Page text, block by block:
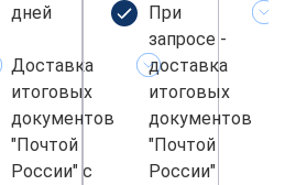
дней
Доставка
итоговых
документов
"Почтой
России" с
При
запросе -
доставка
итоговых
документов
"Почтой
России"